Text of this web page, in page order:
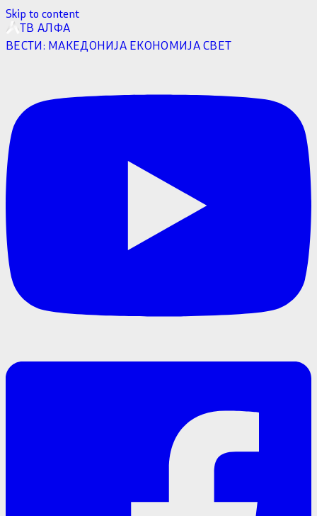
Skip to content
ТВ АЛФА
ВЕСТИ: МАКЕДОНИЈА ЕКОНОМИЈАСВЕТ